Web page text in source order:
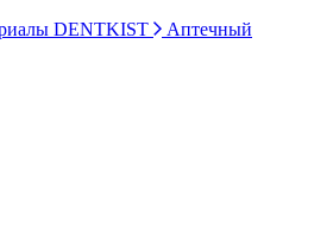
DENTKIST
Аптечный